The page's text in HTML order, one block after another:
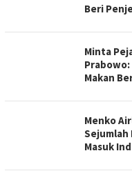
Beri
Minta
Makan
Menko
Masuk